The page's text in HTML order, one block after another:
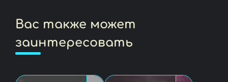
Вас также может
заинтересовать